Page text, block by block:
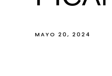
MAYO 20, 2024